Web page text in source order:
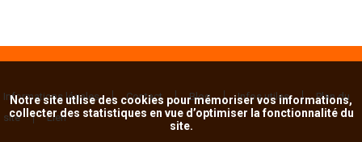
Informations légales Contact Blog Infos utiles
Plan du
site
Lien
Notre site utlise des cookies pour mémoriser vos informations,
collecter des statistiques en vue d’optimiser la fonctionnalité du
site.